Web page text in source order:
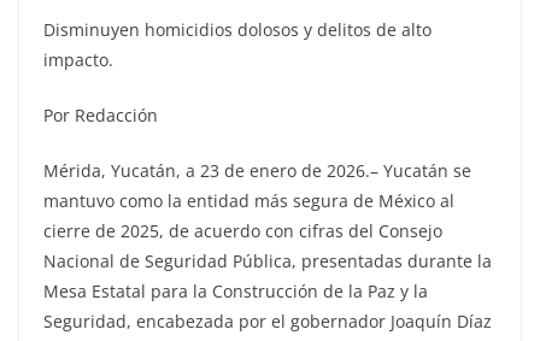
Disminuyen homicidios dolosos y delitos de alto
impacto.
Por Redacción
Mérida, Yucatán, a 23 de enero de 2026.– Yucatán se
mantuvo como la entidad más segura de México al
cierre de 2025, de acuerdo con cifras del Consejo
Nacional de Seguridad Pública, presentadas durante la
Mesa Estatal para la Construcción de la Paz y la
Seguridad, encabezada por el gobernador Joaquín Díaz